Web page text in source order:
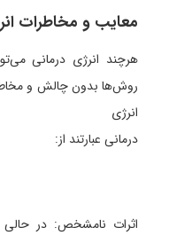
معایب و مخاطرات
هرچند انرژی درمانی
روش‌ها بدون چالش و
انرژی
درمانی عبارتند از:
اثرات نامشخص: در حالی